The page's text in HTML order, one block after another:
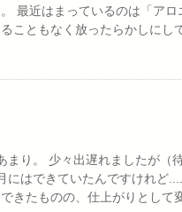
最近はまっているのは「ア
こともなく放ったらかしに
まり。 少々出遅れましたが
にはできていたんですけれど
きたものの、仕上がりとし